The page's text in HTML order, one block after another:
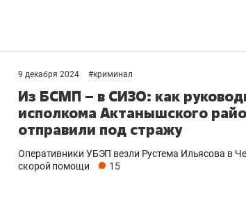
9 декабря 2024 #криминал
Из БСМП – в СИЗО: как
исполкома Актанышского
отправили под стражу
Оперативники УБЭП везли Рустема Ильясова в
скорой помощи
15